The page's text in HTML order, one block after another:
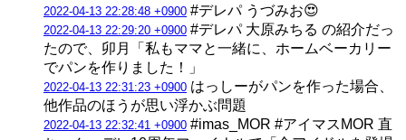
2022-04-13 22:28:48 +0900 #デレパ うづみお😍
2022-04-13 22:29:20 +0900 #デレパ 大原みちる の紹介だっ
たので、卯月「私もママと一緒に、ホームベーカリー
でパンを作りました！」
2022-04-13 22:31:23 +0900 はっしーがパンを作った場合、
他作品のほうが思い浮かぶ問題
2022-04-13 22:32:41 +0900 #imas_MOR #アイマスMOR 直